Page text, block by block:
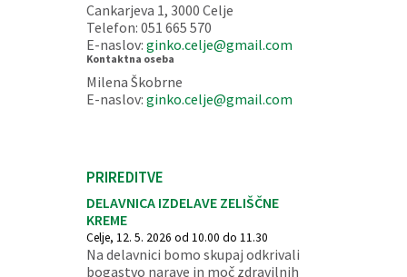
Cankarjeva 1, 3000 Celje
Telefon: 051 665 570
E-naslov: ginko.celje@gmail.com
Kontaktna oseba
Milena Škobrne
E-naslov: ginko.celje@gmail.com
PRIREDITVE
DELAVNICA IZDELAVE ZELIŠČNE
KREME
Celje, 12. 5. 2026 od 10.00 do 11.30
Na delavnici bomo skupaj odkrivali
bogastvo narave in moč zdravilnih